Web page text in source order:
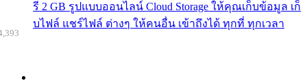
รี 2 GB รูปแบบออนไลน์ Cloud Storage ให้คุณเก็บข้อมูล เก็
บไฟล์ แชร์ไฟล์ ต่างๆ ให้คนอื่น เข้าถึงได้ ทุกที่ ทุกเวลา